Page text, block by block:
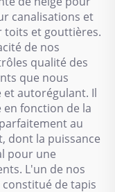
canalisations et
toits et gouttières.
de nos
qualité des
que nous
autorégulant. Il
en fonction de la
au
dont la puissance
pour une
L'un de nos
de tapis